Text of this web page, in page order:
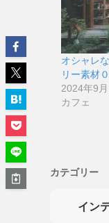
オシャレ
リー素材
2024年9月
カフェ
カテゴリー
イン